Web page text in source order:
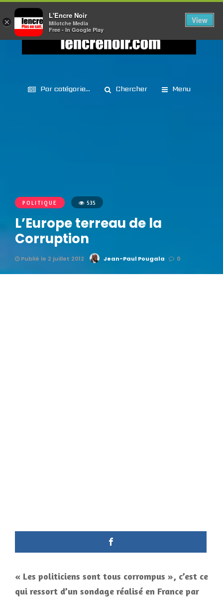
Par catégorie... Chercher Menu
POLITIQUE 535
L’Europe terreau de la
Corruption
Publié le 2 juillet 2012 Jean-Paul Pougala 0
« Les politiciens sont tous corrompus », c’est ce
qui ressort d’un sondage réalisé en France par
×
L'Encre Noir
Milotche Media
Free - In Google Play
View